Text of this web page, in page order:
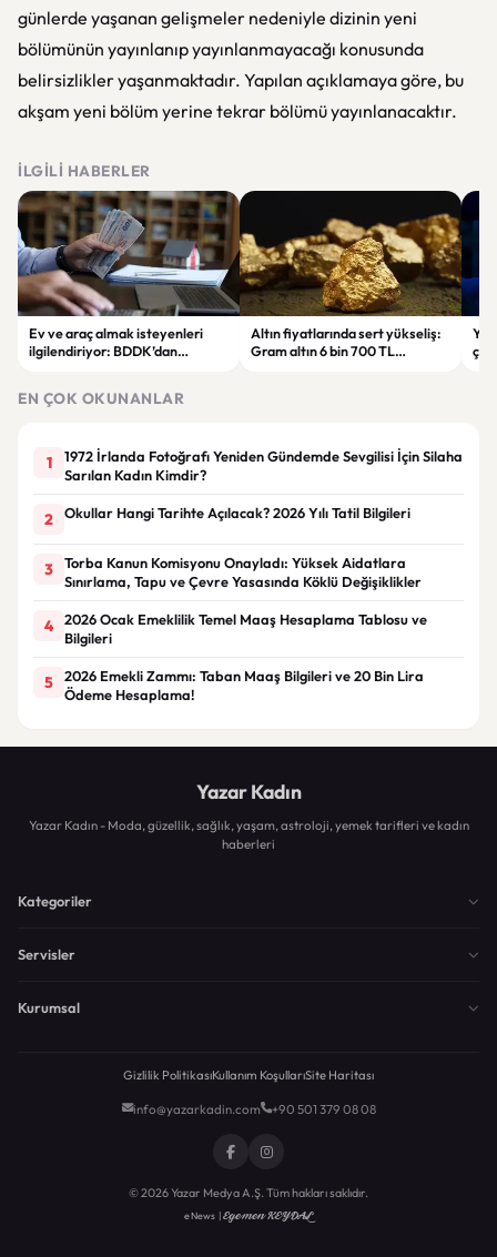
günlerde yaşanan gelişmeler nedeniyle dizinin yeni
bölümünün yayınlanıp yayınlanmayacağı konusunda
belirsizlikler yaşanmaktadır. Yapılan açıklamaya göre, bu
akşam yeni bölüm yerine tekrar bölümü yayınlanacaktır.
İLGILI HABERLER
Ev ve araç almak isteyenleri
ilgilendiriyor: BDDK’dan
Altın fiyatlarında sert yükseliş:
Gram altın 6 bin 700 TL
EN ÇOK OKUNANLAR
1
1972 İrlanda Fotoğrafı Yeniden Gündemde Sevgilisi İçin Silaha
Sarılan Kadın Kimdir?
2 Okullar Hangi Tarihte Açılacak? 2026 Yılı Tatil Bilgileri
3
Torba Kanun Komisyonu Onayladı: Yüksek Aidatlara
Sınırlama, Tapu ve Çevre Yasasında Köklü Değişiklikler
4
2026 Ocak Emeklilik Temel Maaş Hesaplama Tablosu ve
Bilgileri
5
2026 Emekli Zammı: Taban Maaş Bilgileri ve 20 Bin Lira
Ödeme Hesaplama!
Yazar Kadın
Yazar Kadın - Moda, güzellik, sağlık, yaşam, astroloji, yemek tarifleri ve kadın
haberleri
Kategoriler
Servisler
Kurumsal
Gizlilik PolitikasıKullanım KoşullarıSite Haritası
info@yazarkadin.com +90 501 379 08 08
© 2026 Yazar Medya A.Ş. Tüm hakları saklıdır.
eNews |Egemen KEYDAL